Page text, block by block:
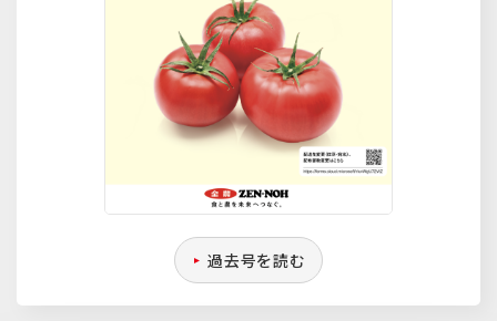
過去号を読む